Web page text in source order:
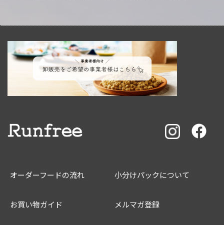
オーダーフードの流れ 小分けパックについて
お買い物ガイド メルマガ登録